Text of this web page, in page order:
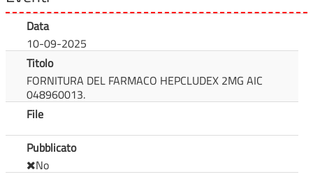
Data
10-09-2025
Titolo
FORNITURA DEL FARMACO HEPCLUDEX 2MG AIC
048960013.
File
Pubblicato
No